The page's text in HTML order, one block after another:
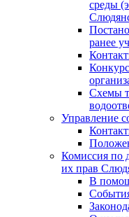
среды
ранее
Схемы
Управление
Комиссия по
их прав
В